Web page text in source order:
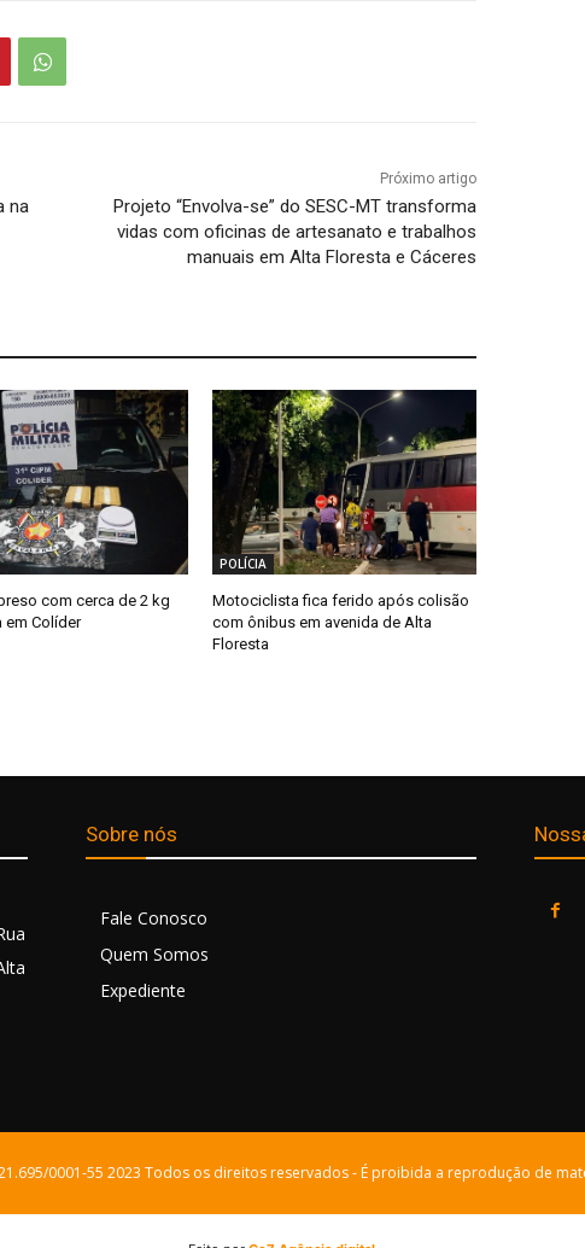
na
Próximo artigo
Projeto “Envolva-se” do SESC-MT transforma
vidas com oficinas de artesanato e trabalhos
manuais em Alta Floresta e Cáceres
com cerca de 2 kg
em Colíder
POLÍCIA
Motociclista fica ferido após colisão
com ônibus em avenida de Alta
Floresta
Sobre nós
Fale Conosco
Quem Somos
Expediente
0001-55 2023 Todos os direitos reservados - É proibida a reprodução de